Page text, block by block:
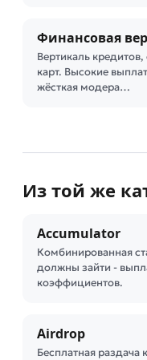
Финансовая
Вертикаль
карт. Высокие
жёсткая модера…
Из той же
Accumulator
Комбинированная
должны зайти -
коэффициентов.
Airdrop
Бесплатная раздача